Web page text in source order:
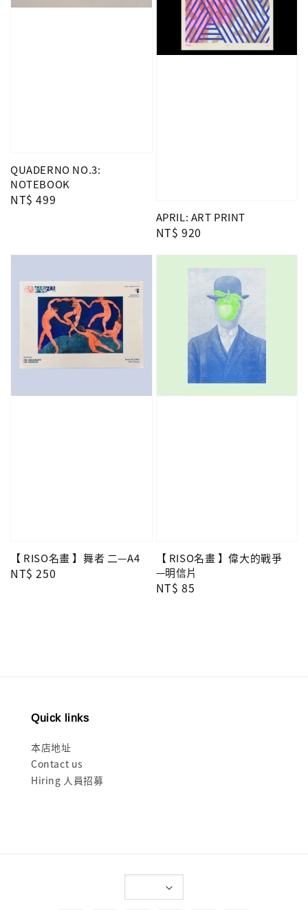
QUADERNO NO.3:
NOTEBOOK
Regular
NT$ 499
APRIL: ART PRINT
Regular
NT$ 920
【 RISO名畫 】舞者 二—A4
Regular
NT$ 250
【 RISO名畫 】偉大的戰爭
—明信片
Regular
NT$ 85
Quick links
本店地址
Contact us
Hiring 人員招募